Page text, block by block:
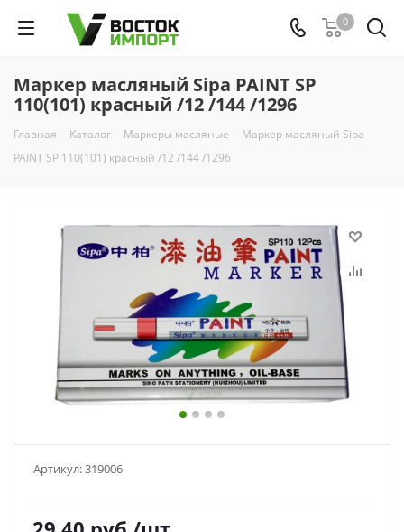
0
Маркер масляный Sipa PAINT SP
110(101) красный /12 /144 /1296
Главная - Каталог - Маркеры масляные - Маркер масляный Sipa
PAINT SP 110(101) красный /12 /144 /1296
Артикул:319006